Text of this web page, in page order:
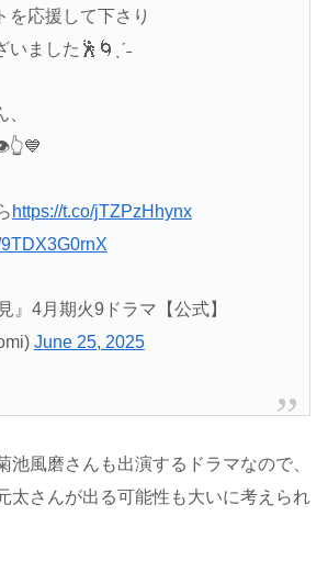
を応援して下さり
ました🕺🌀ˎˊ˗
https://t.co/jTZPzHhynx
』4月期火9ドラマ【公式】
June 25, 2025
池風磨さんも出演するドラマなので、
太さんが出る可能性も大いに考えられ